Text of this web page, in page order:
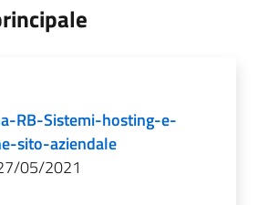
RB-Sistemi-hosting-e-
sito-aziendale
05/2021